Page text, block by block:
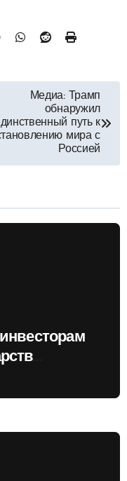
Медиа: Трамп
обнаружил
путь к
мира с
Россией